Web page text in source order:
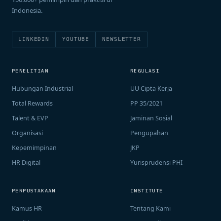
Indonesia.
LINKEDIN YOUTUBE NEWSLETTER
PENELITIAN
Hubungan Industrial
Total Rewards
Talent & EVP
Organisasi
Kepemimpinan
HR Digital
REGULASI
UU Cipta Kerja
PP 35/2021
Jaminan Sosial
Pengupahan
JKP
Yurisprudensi PHI
PERPUSTAKAAN
Kamus HR
INSTITUTE
Tentang Kami